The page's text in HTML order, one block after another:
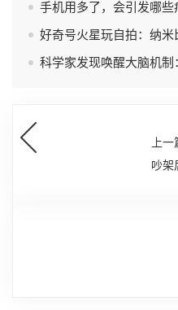
手机用多了，会引发哪些
好奇号火星玩自拍：纳
科学家发现唤醒大脑机
上一
吵架